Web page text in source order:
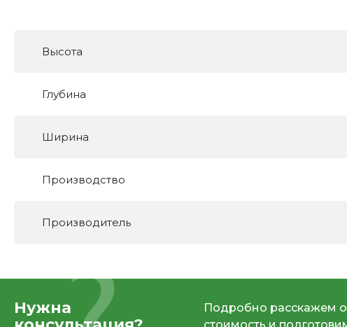
Высота
Глубина
Ширина
Производство
Производитель
Нужна
Подробно расскажем о